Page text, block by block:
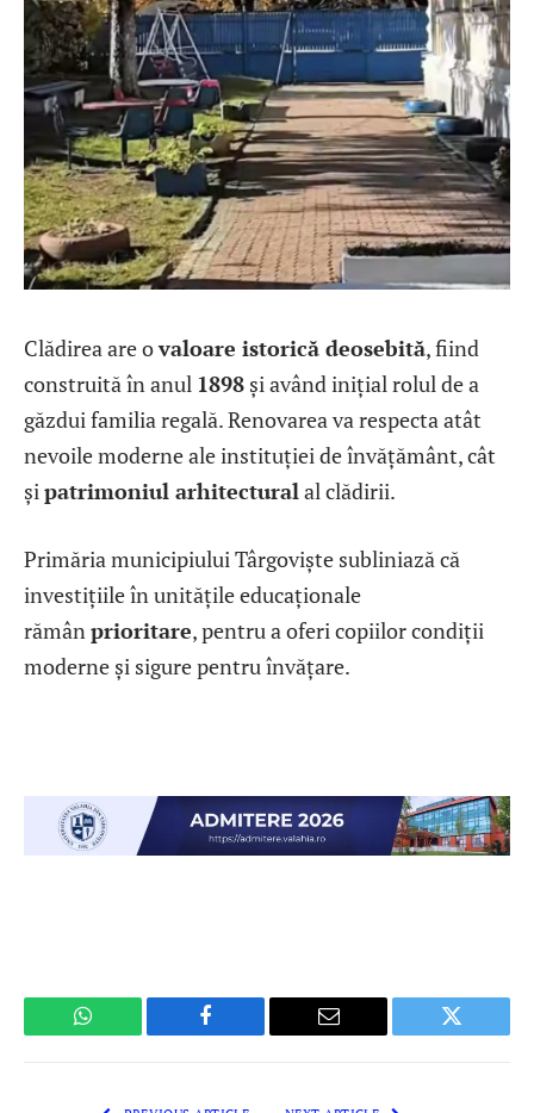
Clădirea are ovaloare istorică deosebită, fiind
construită în anul 1898 și având inițial rolul de a
găzdui familia regală. Renovarea va respecta atât
nevoile moderne ale instituției de învățământ, cât
și patrimoniul arhitectural al clădirii.
Primăria municipiului Târgoviște subliniază că
investițiile în unitățile educaționale
rămânprioritare, pentru a oferi copiilor condiții
moderne și sigure pentru învățare.
WhatsApp Facebook Email Twitter